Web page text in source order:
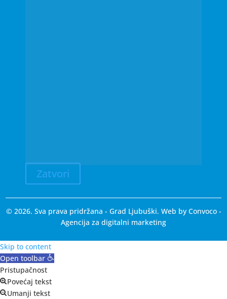
Zatvori
© 2026. Sva prava pridržana - Grad Ljubuški. Web by Convoco-
Agencija za digitalni marketing
Skip to content
Open toolbar
Pristupačnost
Povećaj tekst
Umanji tekst